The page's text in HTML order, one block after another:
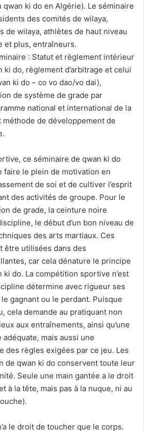
ki do en Algérie). Le séminaire
des comités de wilaya,
de wilaya, athlètes de haut niveau
et plus, entraîneurs.
: Statut et règlement intérieur
ki do, règlement d’arbitrage et celui
ki do – co vo dao/vo dai),
de système de grade par
national et international de la
de développement de
ce séminaire de qwan ki do
faire le plein de motivation en
de soi et de cultiver l’esprit
des activités de groupe. Pour le
de grade, la ceinture noire
le début d’un bon niveau de
des arts martiaux. Ces
être utilisées dans des
car cela dénature le principe
ki do. La compétition sportive n’est
détermine avec rigueur ses
gagnant ou le perdant. Puisque
cela demande au pratiquant non
aux entraînements, ainsi qu’une
mais aussi une
des règles exigées par ce jeu. Les
de qwan ki do conservent toute leur
Seule une main gantée a le droit
à la tête, mais pas à la nuque, ni au
le droit de toucher que le corps.